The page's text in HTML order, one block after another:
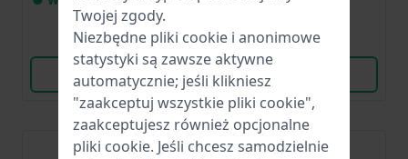
tylko 1
Porównaj
Wyświetl produkt
Porównaj
Wyświetl produkt
Twojej zgody.
Niezbędne pliki cookie i anonimowe
statystyki są zawsze aktywne
automatycznie; jeśli klikniesz
"zaakceptuj wszystkie pliki cookie",
zaakceptujesz również opcjonalne
pliki cookie. Jeśli chcesz samodzielnie